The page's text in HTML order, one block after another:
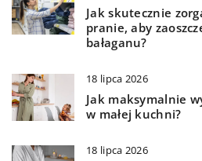
Jak skutecznie
pranie, aby
bałaganu?
18 lipca 2026
Jak maksymalnie
w małej kuchni?
18 lipca 2026